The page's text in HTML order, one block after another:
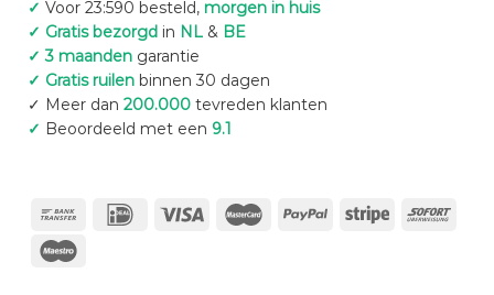
✓ Voor 23:590 besteld, morgen in huis
✓ Gratis bezorgd in NL& BE
✓ 3 maanden garantie
✓ Gratis ruilenbinnen 30 dagen
✓ Meer dan 200.000tevreden klanten
✓ Beoordeeld met een 9.1